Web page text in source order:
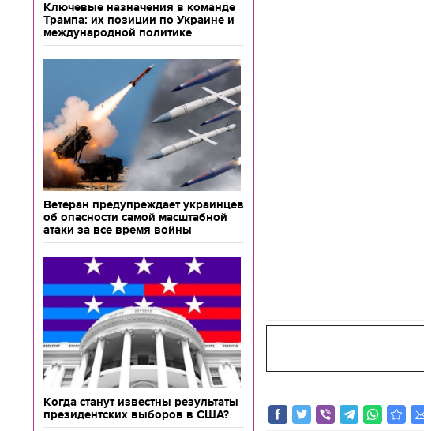
Ключевые назначения в команде
Трампа: их позиции по Украине и
международной политике
Ветеран предупреждает украинцев
об опасности самой масштабной
атаки за все время войны
Когда станут известны результаты
президентских выборов в США?